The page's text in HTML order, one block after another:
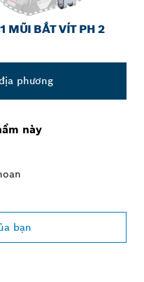
MŨI BẮT VÍT PH 2
phương
này
bạn